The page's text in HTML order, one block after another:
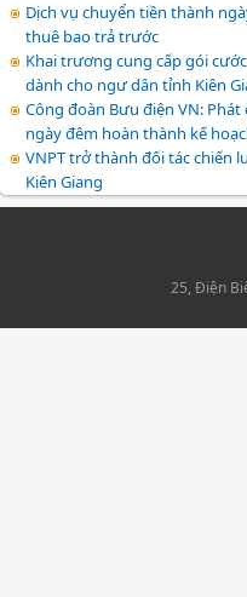
Dịch vụ chuyển tiền thành
thuê bao trả trước
Khai trương cung cấp gói
dành cho ngư dân tỉnh Kiên
Công đoàn Bưu điện VN:
ngày đêm hoàn thành kế
VNPT trở thành đối tác chiến
Kiên Giang
25, Điện